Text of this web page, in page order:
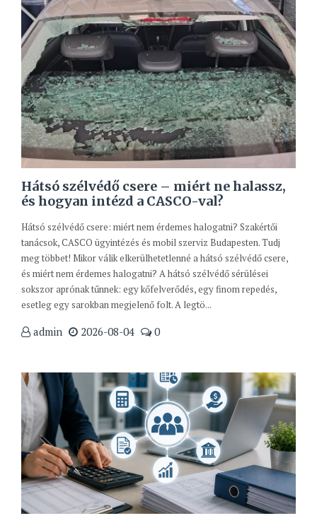
Hátsó szélvédő csere – miért ne halassz,
és hogyan intézd a CASCO-val?
Hátsó szélvédő csere: miért nem érdemes halogatni? Szakértői
tanácsok, CASCO ügyintézés és mobil szerviz Budapesten. Tudj
meg többet! Mikor válik elkerülhetetlenné a hátsó szélvédő csere,
és miért nem érdemes halogatni? A hátsó szélvédő sérülései
sokszor aprónak tűnnek: egy kőfelverődés, egy finom repedés,
esetleg egy sarokban megjelenő folt. A legtö...
admin 2026-08-04 0